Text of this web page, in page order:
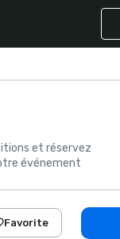
et réservez
événement
Favorite